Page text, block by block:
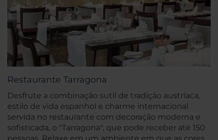
Restaurante Tarragona
Desfrute a combinação sutil de tradição austríaca,
estilo de vida espanhol e charme internacional
servida no restaurante com decoração moderna e
sofisticada, o "Tarragona", que pode receber até 150